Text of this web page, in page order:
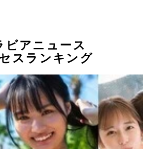
ビアニュース
スランキング